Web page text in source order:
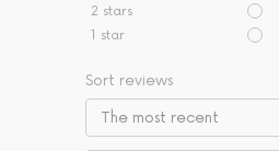
2 stars
1 star
Sort reviews